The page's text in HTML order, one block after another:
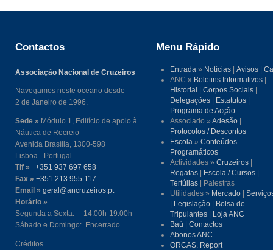
Contactos
Associação Nacional de Cruzeiros
Navegamos neste oceano desde
2 de Janeiro de 1996.
Sede » Módulo 1, Edifício de apoio à
Náutica de Recreio
Avenida Brasília, 1300-598
Lisboa - Portugal
Tlf »
+351 937 697 658
Fax » +351 213 955 117
Email » geral@ancruzeiros.pt
Horário »
Segunda a Sexta: 14:00h-19:00h
Sábado e Domingo: Encerrado
Créditos
Menu Rápido
Entrada » Notícias |Avisos |
ANC » Boletins Informativos
Historial
|Corpos Sociais
Delegações
Estatutos
Programa de Acção
Associado »Adesão
Protocolos / Descontos
Escola »Conteúdos
Programáticos
Actividades »Cruzeiros
Regatas
Escola / Cursos
Tertúlias | Palestras
Utilidades » Mercado |
Legislação
Bolsa de
Tripulantes
Loja ANC
Baú |Contactos
Abonos ANC
ORCAS. Report